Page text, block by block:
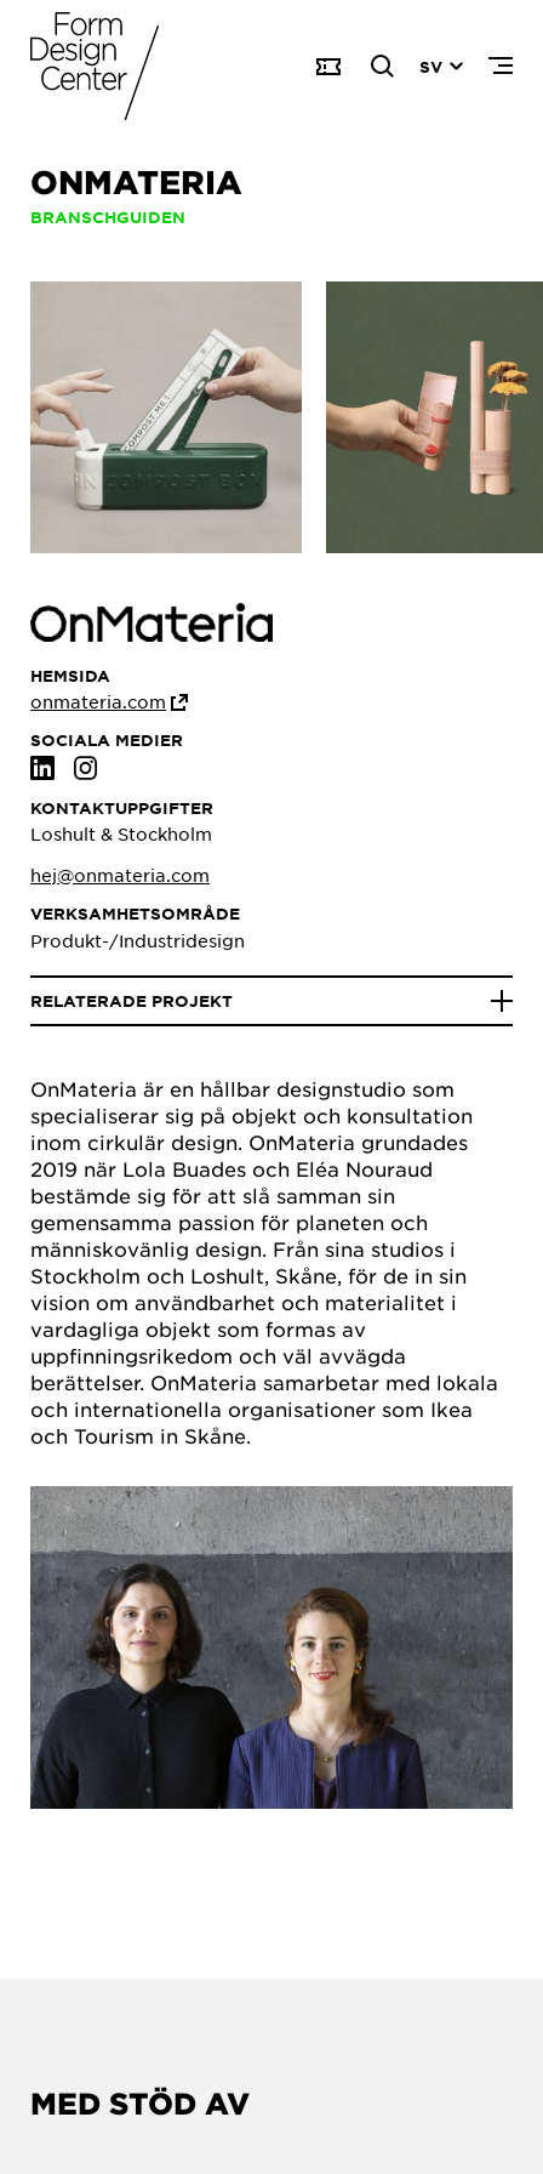
SV
ONMATERIA
BRANSCHGUIDEN
OnMateria är en hållbar designstudio som
specialiserar sig på objekt och konsultation
inom cirkulär design. OnMateria grundades
2019 när Lola Buades och Eléa Nouraud
bestämde sig för att slå samman sin
gemensamma passion för planeten och
människovänlig design. Från sina studios i
Stockholm och Loshult, Skåne, för de in sin
vision om användbarhet och materialitet i
vardagliga objekt som formas av
uppfinningsrikedom och väl avvägda
berättelser. OnMateria samarbetar med lokala
och internationella organisationer som Ikea
och Tourism in Skåne.
HEMSIDA
onmateria.com
SOCIALA MEDIER
KONTAKTUPPGIFTER
Loshult & Stockholm
hej@onmateria.com
VERKSAMHETSOMRÅDE
Produkt-/Industridesign
RELATERADE PROJEKT
MED STÖD AV